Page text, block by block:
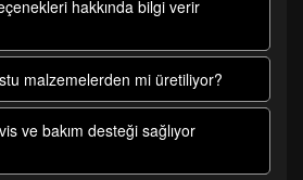
hakkında bilgi verir
malzemelerden mi üretiliyor?
ve bakım desteği sağlıyor